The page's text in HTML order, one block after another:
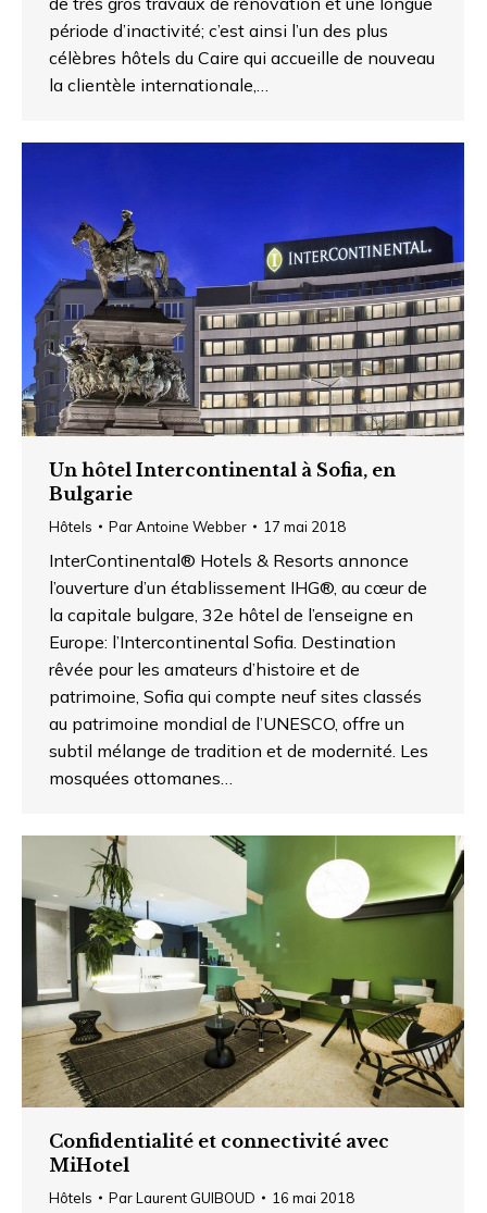
période d’inactivité; c’est ainsi l’un des plus
célèbres hôtels du Caire qui accueille de nouveau
la clientèle internationale,…
Un hôtel Intercontinental à Sofia, en
Bulgarie
Hôtels ParAntoine Webber 17 mai 2018
InterContinental® Hotels & Resorts annonce
l’ouverture d’un établissement IHG®, au cœur de
la capitale bulgare, 32e hôtel de l’enseigne en
Europe: l’Intercontinental Sofia. Destination
rêvée pour les amateurs d’histoire et de
patrimoine, Sofia qui compte neuf sites classés
au patrimoine mondial de l’UNESCO, offre un
subtil mélange de tradition et de modernité. Les
mosquées ottomanes…
Confidentialité et connectivité avec
MiHotel
Hôtels ParLaurent GUIBOUD 16 mai 2018